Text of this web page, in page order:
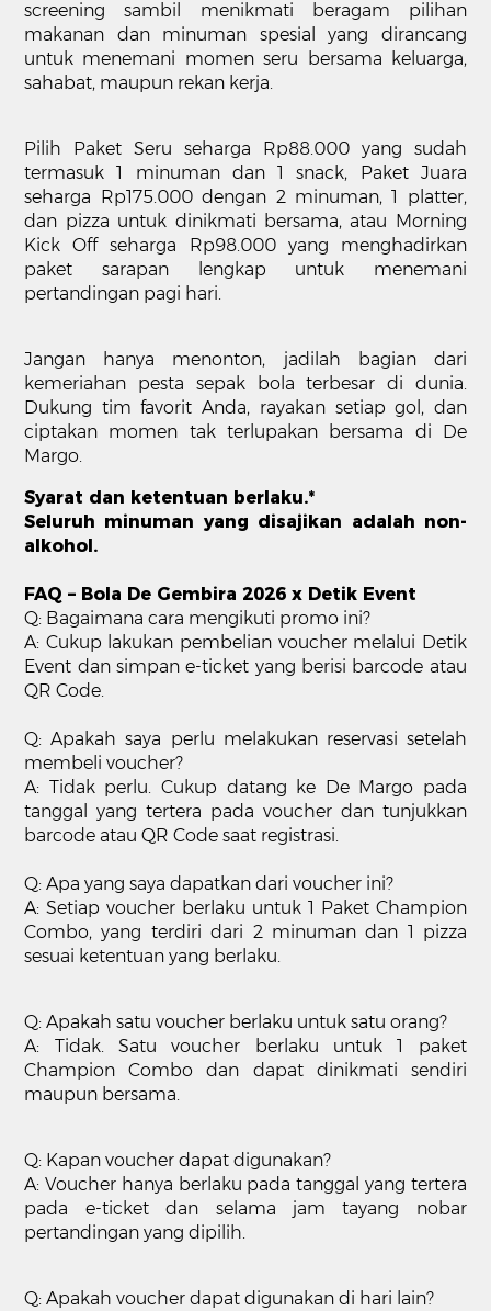
screening sambil menikmati beragam pilihan
makanan dan minuman spesial yang dirancang
untuk menemani momen seru bersama keluarga,
sahabat, maupun rekan kerja.
Pilih Paket Seru seharga Rp88.000 yang sudah
termasuk 1 minuman dan 1 snack, Paket Juara
seharga Rp175.000 dengan 2 minuman, 1 platter,
dan pizza untuk dinikmati bersama, atau Morning
Kick Off seharga Rp98.000 yang menghadirkan
paket sarapan lengkap untuk menemani
pertandingan pagi hari.
Jangan hanya menonton, jadilah bagian dari
kemeriahan pesta sepak bola terbesar di dunia.
Dukung tim favorit Anda, rayakan setiap gol, dan
ciptakan momen tak terlupakan bersama di De
Margo.
Syarat dan ketentuan berlaku.*
Seluruh minuman yang disajikan adalah non-
alkohol.
FAQ – Bola De Gembira 2026 x Detik Event
Q: Bagaimana cara mengikuti promo ini?
A: Cukup lakukan pembelian voucher melalui Detik
Event dan simpan e-ticket yang berisi barcode atau
QR Code.
Q: Apakah saya perlu melakukan reservasi setelah
membeli voucher?
A: Tidak perlu. Cukup datang ke De Margo pada
tanggal yang tertera pada voucher dan tunjukkan
barcode atau QR Code saat registrasi.
Q: Apa yang saya dapatkan dari voucher ini?
A: Setiap voucher berlaku untuk 1 Paket Champion
Combo, yang terdiri dari 2 minuman dan 1 pizza
sesuai ketentuan yang berlaku.
Q: Apakah satu voucher berlaku untuk satu orang?
A: Tidak. Satu voucher berlaku untuk 1 paket
Champion Combo dan dapat dinikmati sendiri
maupun bersama.
Q: Kapan voucher dapat digunakan?
A: Voucher hanya berlaku pada tanggal yang tertera
pada e-ticket dan selama jam tayang nobar
pertandingan yang dipilih.
Q: Apakah voucher dapat digunakan di hari lain?